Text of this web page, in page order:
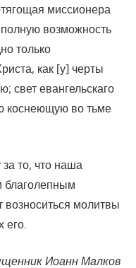
миссионера
возможность
только
как [у] черты
свет евангельскаго
коснеющую во тьме
то, что наша
благолепным
возноситься молитвы
его.
Иоанн Малков